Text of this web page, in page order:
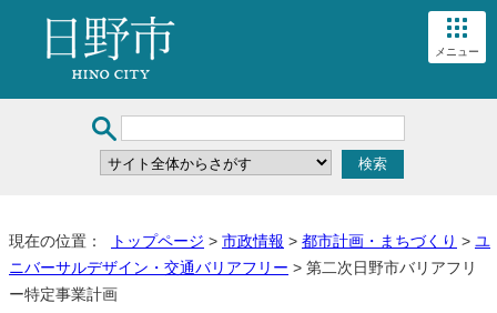
メニュー
現在の位置： トップページ > 市政情報 > 都市計画・まちづくり > ユ
ニバーサルデザイン・交通バリアフリー > 第二次日野市バリアフリ
ー特定事業計画